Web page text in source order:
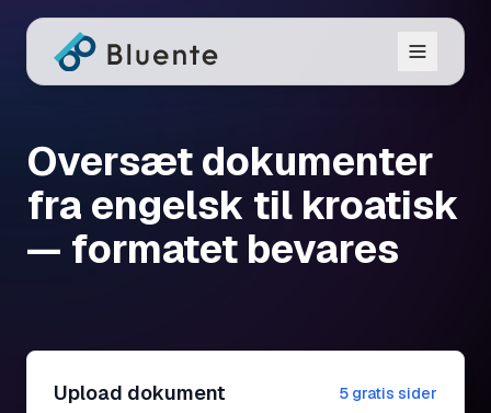
Oversæt dokumenter
fra engelsk til kroatisk
— formatet bevares
Upload dokument 5 gratis sider